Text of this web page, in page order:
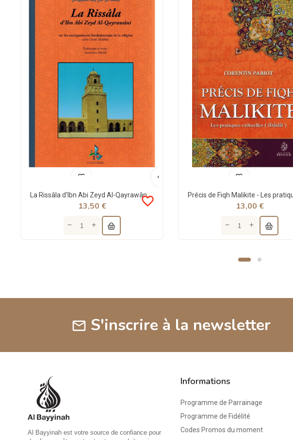
La Rissâla d'Ibn Abi Zeyd Al-Qayrawâni selon l'école Malikite (Arabe & Français) - Universel
favorite_border
13,50 € 13,00 €
mail S'inscrire à la newsletter
Al Bayyinah est votre source de confiance pour
Informations
Programme de Parrainage
Programme de Fidélité
Codes Promos du moment